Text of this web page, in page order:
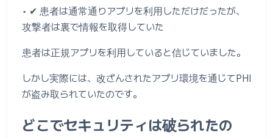
• ✔ 患者は通常通りアプリを利用しただけだったが、
攻撃者は裏で情報を取得していた
患者は正規アプリを利用していると信じていました。
しかし実際には、改ざんされたアプリ環境を通じてPHI
が盗み取られていたのです。
どこでセキュリティは破られたの